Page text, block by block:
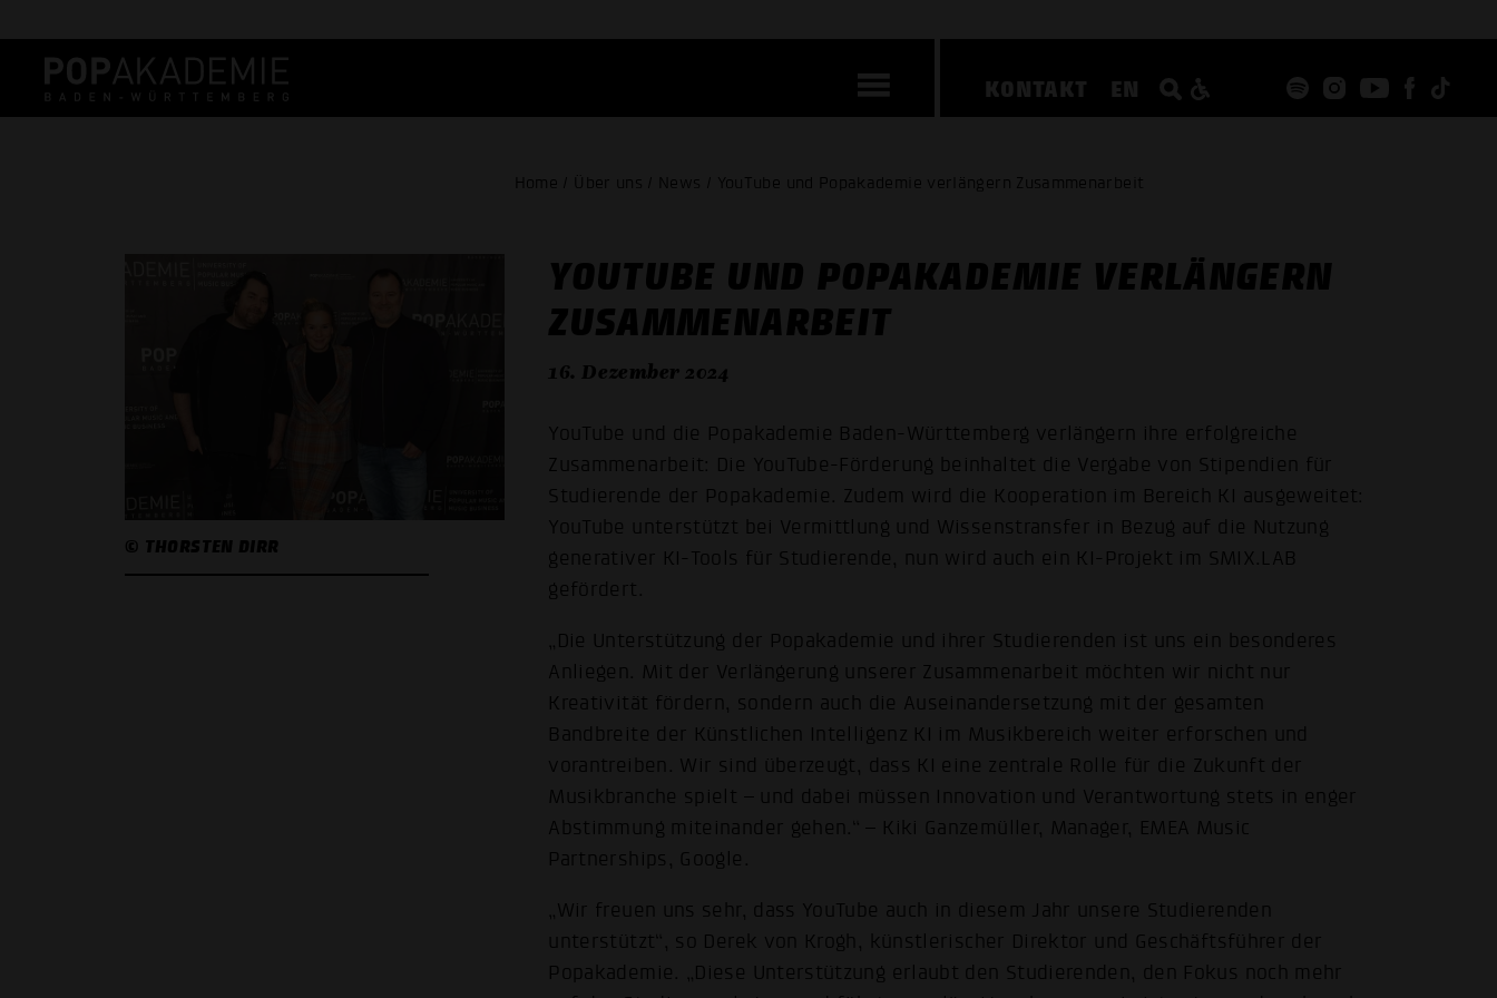
KONTAKT EN
Home / Über uns / News / YouTube und Popakademie verlängern Zusammenarbeit
© THORSTEN DIRR
YOUTUBE UND POPAKADEMIE VERLÄNGERN
ZUSAMMENARBEIT
16. Dezember 2024
YouTube und die Popakademie Baden-Württemberg verlängern ihre erfolgreiche
Zusammenarbeit: Die YouTube-Förderung beinhaltet die Vergabe von Stipendien für
Studierende der Popakademie. Zudem wird die Kooperation im Bereich KI ausgeweitet:
YouTube unterstützt bei Vermittlung und Wissenstransfer in Bezug auf die Nutzung
generativer KI-Tools für Studierende, nun wird auch ein KI-Projekt im SMIX.LAB
gefördert.
„Die Unterstützung der Popakademie und ihrer Studierenden ist uns ein besonderes
Anliegen. Mit der Verlängerung unserer Zusammenarbeit möchten wir nicht nur
Kreativität fördern, sondern auch die Auseinandersetzung mit der gesamten
Bandbreite der Künstlichen Intelligenz KI im Musikbereich weiter erforschen und
vorantreiben. Wir sind überzeugt, dass KI eine zentrale Rolle für die Zukunft der
Musikbranche spielt – und dabei müssen Innovation und Verantwortung stets in enger
Abstimmung miteinander gehen.“ – Kiki Ganzemüller, Manager, EMEA Music
Partnerships, Google.
„Wir freuen uns sehr, dass YouTube auch in diesem Jahr unsere Studierenden
unterstützt“, so Derek von Krogh, künstlerischer Direktor und Geschäftsführer der
Popakademie. „Diese Unterstützung erlaubt den Studierenden, den Fokus noch mehr